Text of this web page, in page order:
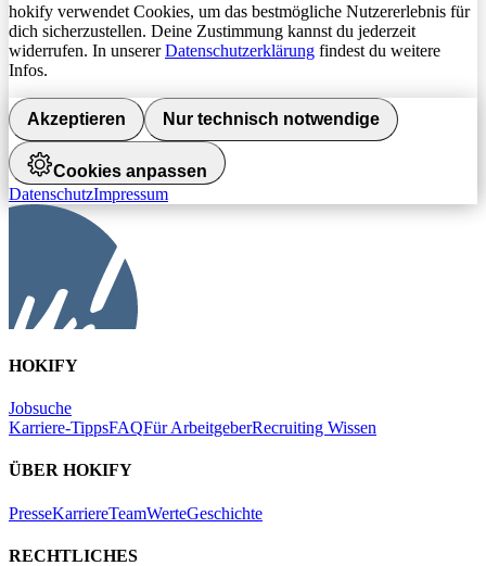
hokify verwendet Cookies, um das bestmögliche Nutzererlebnis für
dich sicherzustellen. Deine Zustimmung kannst du jederzeit
widerrufen. In unsererDatenschutzerklärung findest du weitere
Infos.
Akzeptieren Nur technisch notwendige
Cookies anpassen
DatenschutzImpressum
HOKIFY
Jobsuche
Karriere-TippsFAQFür ArbeitgeberRecruiting Wissen
ÜBER HOKIFY
PresseKarriereTeamWerteGeschichte
RECHTLICHES